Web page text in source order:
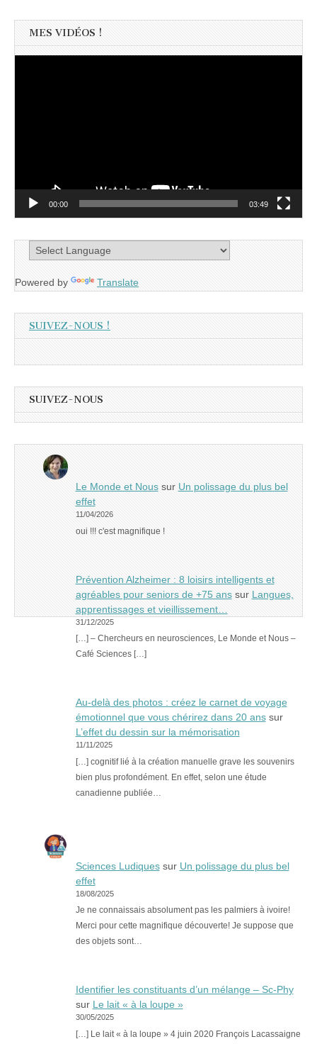
MES VIDÉOS !
00:00 03:49
Powered by Translate
SUIVEZ-NOUS !
SUIVEZ-NOUS
Le Monde et Noussur Un polissage du plus bel
effet
11/04/2026
oui !!! c'est magnifique !
Prévention Alzheimer : 8 loisirs intelligents et
agréables pour seniors de +75 anssur Langues,
apprentissages et vieillissement…
31/12/2025
[…] – Chercheurs en neurosciences, Le Monde et Nous –
Café Sciences […]
Au-delà des photos : créez le carnet de voyage
émotionnel que vous chérirez dans 20 anssur
L’effet du dessin sur la mémorisation
11/11/2025
[…] cognitif lié à la création manuelle grave les souvenirs
bien plus profondément. En effet, selon une étude
canadienne publiée…
Sciences Ludiquessur Un polissage du plus bel
effet
18/08/2025
Je ne connaissais absolument pas les palmiers à ivoire!
Merci pour cette magnifique découverte! Je suppose que
des objets sont…
Identifier les constituants d’un mélange – Sc-Phy
sur Le lait « à la loupe »
30/05/2025
[…] Le lait « à la loupe » 4 juin 2020 François Lacassaigne